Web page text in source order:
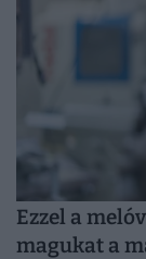
Ezzel a
magukat a